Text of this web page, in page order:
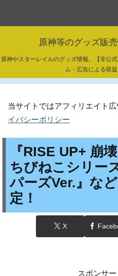
原神等のグッズ販
原神やスターレイルのグッズ情報。【非公
ム・広告による収
当サイトではアフィリエイト広
イバシーポリシー
『RISE UP+ 崩
ちびねこシリー
パーズVer.』な
定！
X
スポンサ